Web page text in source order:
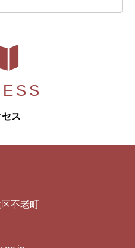
ス
不老町